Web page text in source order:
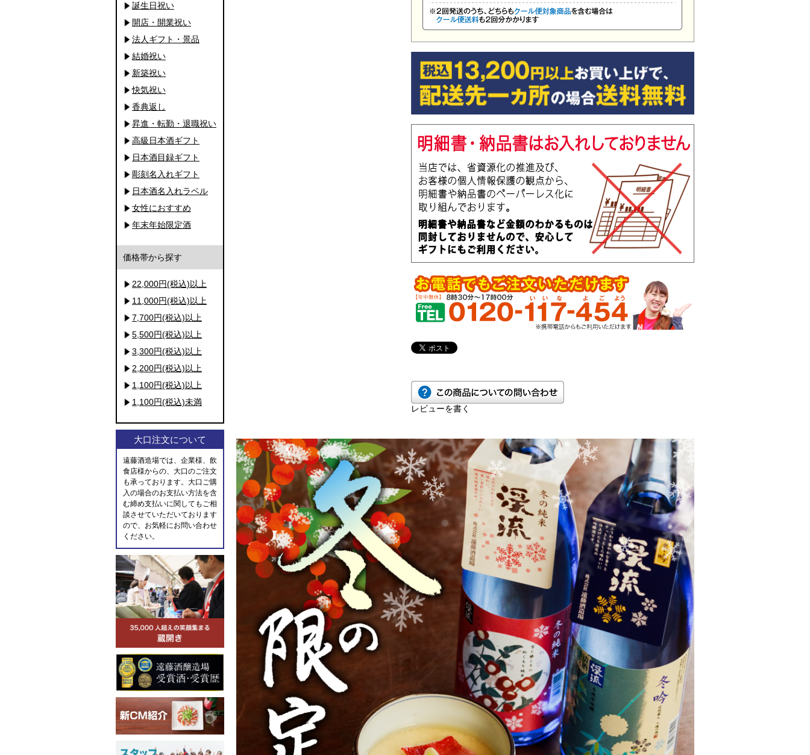
誕生日祝い
開店・開業祝い
法人ギフト・景品
結婚祝い
新築祝い
快気祝い
香典返し
昇進・転勤・退職祝い
高級日本酒ギフト
日本酒目録ギフト
彫刻名入れギフト
日本酒名入れラベル
女性におすすめ
年末年始限定酒
価格帯から探す
22,000円(税込)以上
11,000円(税込)以上
7,700円(税込)以上
5,500円(税込)以上
3,300円(税込)以上
2,200円(税込)以上
1,100円(税込)以上
1,100円(税込)未満
大口注文について
遠藤酒造場では、企業様、飲
食店様からの、大口のご注文
も承っております。大口ご購
入の場合のお支払い方法を含
む締め支払いに関してもご相
談させていただいております
ので、お気軽にお問い合わせ
ください。
レビューを書く